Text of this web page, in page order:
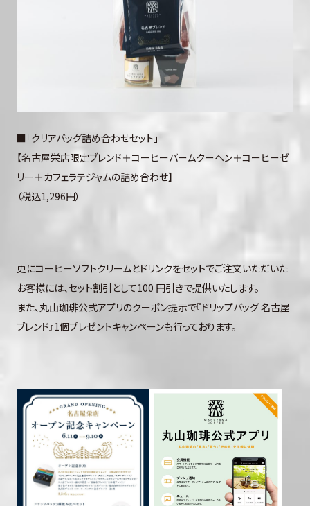
■「クリアバッグ詰め合わせセット」
【名古屋栄店限定ブレンド＋コーヒーバームクーヘン＋コーヒーゼ
リー＋カフェラテジャムの詰め合わせ】
（税込1,296円）
更にコーヒーソフトクリームとドリンクをセットでご注文いただいた
お客様には、セット割引として100 円引きで提供いたします。
また、丸山珈琲公式アプリのクーポン提示で『ドリップバッグ 名古屋
ブレンド』1個プレゼントキャンペーンも行っております。